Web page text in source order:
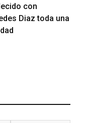
con
Diaz toda una